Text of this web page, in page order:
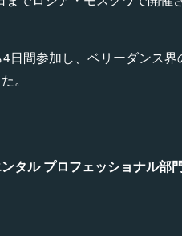
日間参加し、ベリーダンス
。
タル プロフェッショナル部門